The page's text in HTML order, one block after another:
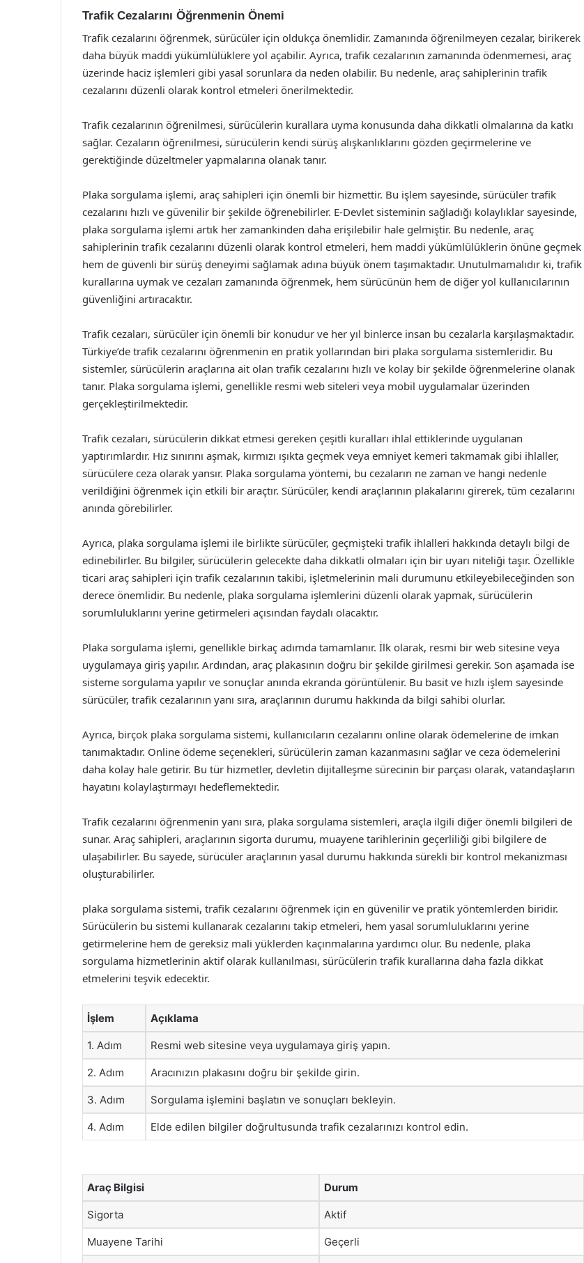
Trafik Cezalarını Öğrenmenin Önemi
Trafik cezalarını öğrenmek, sürücüler için oldukça önemlidir. Zamanında öğrenilmeyen cezalar, birikerek
daha büyük maddi yükümlülüklere yol açabilir. Ayrıca, trafik cezalarının zamanında ödenmemesi, araç
üzerinde haciz işlemleri gibi yasal sorunlara da neden olabilir. Bu nedenle, araç sahiplerinin trafik
cezalarını düzenli olarak kontrol etmeleri önerilmektedir.
Trafik cezalarının öğrenilmesi, sürücülerin kurallara uyma konusunda daha dikkatli olmalarına da katkı
sağlar. Cezaların öğrenilmesi, sürücülerin kendi sürüş alışkanlıklarını gözden geçirmelerine ve
gerektiğinde düzeltmeler yapmalarına olanak tanır.
Plaka sorgulama işlemi, araç sahipleri için önemli bir hizmettir. Bu işlem sayesinde, sürücüler trafik
cezalarını hızlı ve güvenilir bir şekilde öğrenebilirler. E-Devlet sisteminin sağladığı kolaylıklar sayesinde,
plaka sorgulama işlemi artık her zamankinden daha erişilebilir hale gelmiştir. Bu nedenle, araç
sahiplerinin trafik cezalarını düzenli olarak kontrol etmeleri, hem maddi yükümlülüklerin önüne geçmek
hem de güvenli bir sürüş deneyimi sağlamak adına büyük önem taşımaktadır. Unutulmamalıdır ki, trafik
kurallarına uymak ve cezaları zamanında öğrenmek, hem sürücünün hem de diğer yol kullanıcılarının
güvenliğini artıracaktır.
Trafik cezaları, sürücüler için önemli bir konudur ve her yıl binlerce insan bu cezalarla karşılaşmaktadır.
Türkiye’de trafik cezalarını öğrenmenin en pratik yollarından biri plaka sorgulama sistemleridir. Bu
sistemler, sürücülerin araçlarına ait olan trafik cezalarını hızlı ve kolay bir şekilde öğrenmelerine olanak
tanır. Plaka sorgulama işlemi, genellikle resmi web siteleri veya mobil uygulamalar üzerinden
gerçekleştirilmektedir.
Trafik cezaları, sürücülerin dikkat etmesi gereken çeşitli kuralları ihlal ettiklerinde uygulanan
yaptırımlardır. Hız sınırını aşmak, kırmızı ışıkta geçmek veya emniyet kemeri takmamak gibi ihlaller,
sürücülere ceza olarak yansır. Plaka sorgulama yöntemi, bu cezaların ne zaman ve hangi nedenle
verildiğini öğrenmek için etkili bir araçtır. Sürücüler, kendi araçlarının plakalarını girerek, tüm cezalarını
anında görebilirler.
Ayrıca, plaka sorgulama işlemi ile birlikte sürücüler, geçmişteki trafik ihlalleri hakkında detaylı bilgi de
edinebilirler. Bu bilgiler, sürücülerin gelecekte daha dikkatli olmaları için bir uyarı niteliği taşır. Özellikle
ticari araç sahipleri için trafik cezalarının takibi, işletmelerinin mali durumunu etkileyebileceğinden son
derece önemlidir. Bu nedenle, plaka sorgulama işlemlerini düzenli olarak yapmak, sürücülerin
sorumluluklarını yerine getirmeleri açısından faydalı olacaktır.
Plaka sorgulama işlemi, genellikle birkaç adımda tamamlanır. İlk olarak, resmi bir web sitesine veya
uygulamaya giriş yapılır. Ardından, araç plakasının doğru bir şekilde girilmesi gerekir. Son aşamada ise
sisteme sorgulama yapılır ve sonuçlar anında ekranda görüntülenir. Bu basit ve hızlı işlem sayesinde
sürücüler, trafik cezalarının yanı sıra, araçlarının durumu hakkında da bilgi sahibi olurlar.
Ayrıca, birçok plaka sorgulama sistemi, kullanıcıların cezalarını online olarak ödemelerine de imkan
tanımaktadır. Online ödeme seçenekleri, sürücülerin zaman kazanmasını sağlar ve ceza ödemelerini
daha kolay hale getirir. Bu tür hizmetler, devletin dijitalleşme sürecinin bir parçası olarak, vatandaşların
hayatını kolaylaştırmayı hedeflemektedir.
Trafik cezalarını öğrenmenin yanı sıra, plaka sorgulama sistemleri, araçla ilgili diğer önemli bilgileri de
sunar. Araç sahipleri, araçlarının sigorta durumu, muayene tarihlerinin geçerliliği gibi bilgilere de
ulaşabilirler. Bu sayede, sürücüler araçlarının yasal durumu hakkında sürekli bir kontrol mekanizması
oluşturabilirler.
plaka sorgulama sistemi, trafik cezalarını öğrenmek için en güvenilir ve pratik yöntemlerden biridir.
Sürücülerin bu sistemi kullanarak cezalarını takip etmeleri, hem yasal sorumluluklarını yerine
getirmelerine hem de gereksiz mali yüklerden kaçınmalarına yardımcı olur. Bu nedenle, plaka
sorgulama hizmetlerinin aktif olarak kullanılması, sürücülerin trafik kurallarına daha fazla dikkat
etmelerini teşvik edecektir.
İşlem Açıklama
1. Adım Resmi web sitesine veya uygulamaya giriş yapın.
2. Adım Aracınızın plakasını doğru bir şekilde girin.
3. Adım Sorgulama işlemini başlatın ve sonuçları bekleyin.
4. Adım Elde edilen bilgiler doğrultusunda trafik cezalarınızı kontrol edin.
Araç Bilgisi Durum
Sigorta Aktif
Muayene Tarihi Geçerli